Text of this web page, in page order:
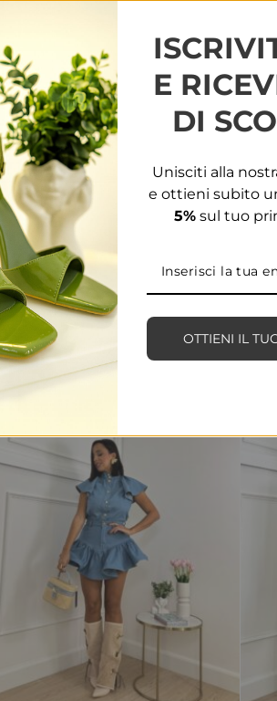
COD:31091
TAGLIA T.U.
PRODOTTI CORRELATI
E
DI
Unisciti alla
e ottieni subito
5%sul tuo
OTTIENI IL